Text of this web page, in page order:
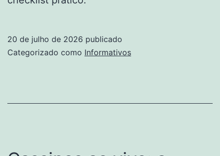
20 de julho de 2026 publicado
Categorizado como Informativos